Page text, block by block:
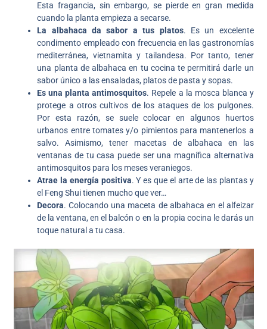
Esta fragancia, sin embargo, se pierde en gran medida
cuando la planta empieza a secarse.
La albahaca da sabor a tus platos. Es un excelente
condimento empleado con frecuencia en las gastronomías
mediterránea, vietnamita y tailandesa. Por tanto, tener
una planta de albahaca en tu cocina te permitirá darle un
sabor único a las ensaladas, platos de pasta y sopas.
Es una planta antimosquitos. Repele a la mosca blanca y
protege a otros cultivos de los ataques de los pulgones.
Por esta razón, se suele colocar en algunos huertos
urbanos entre tomates y/o pimientos para mantenerlos a
salvo. Asimismo, tener macetas de albahaca en las
ventanas de tu casa puede ser una magnífica alternativa
antimosquitos para los meses veraniegos.
Atrae la energía positiva. Y es que el arte de las plantas y
el Feng Shui tienen mucho que ver…
Decora. Colocando una maceta de albahaca en el alfeizar
de la ventana, en el balcón o en la propia cocina le darás un
toque natural a tu casa.